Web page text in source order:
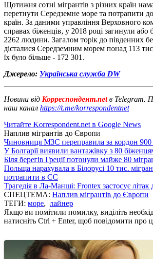
Щотижня сотні мігрантів з різних країн
перетнути Середземне море та потрапити
країн. За даними управління Верховного
справах біженців, у 2018 році загинули або
2262 людини. Загалом торік до південних
дісталися Середземним морем понад 113
їх було більше - 172 301.
Джерело: Українська служба DW
Новини від Корреспондент.netв Telegram.
наш канал https://t.me/korrespondentnet
Читайте Korrespondent.net в Google News
Наплив мігрантів до Європи
Чиновниця МЗС переправила за кордон 900
У Болгарії виявили вантажівку з 80
Біля берегів Греції потонули майже 80
Польща нарахувала в Білорусі 10 тис.
потрапити в ЄС
Трагедія в Ла-Манші: Frontex застосує
СПЕЦТЕМА: Наплив мігрантів до Європи
ТЕГИ: море, лайнер
Якщо ви помітили помилку, виділіть
натисніть Ctrl + Enter, щоб повідомити про